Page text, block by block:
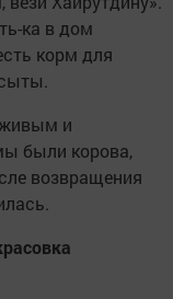
ка в дом
корм для
живым и
были корова,
возвращения